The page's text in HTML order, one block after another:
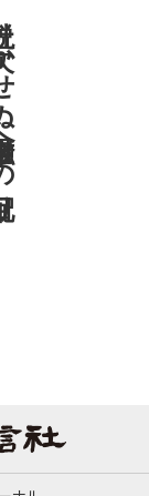
の目配り